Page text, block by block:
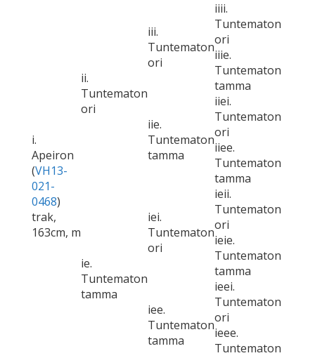
i.
Apeiron
(VH13-
021-
0468)
trak,
163cm, m
ii.
Tuntematon
ori
iii.
Tuntematon
ori
iiii.
Tuntematon
ori
iiie.
Tuntematon
tamma
iie.
Tuntematon
tamma
iiei.
Tuntematon
ori
iiee.
Tuntematon
tamma
ie.
Tuntematon
tamma
iei.
Tuntematon
ori
ieii.
Tuntematon
ori
ieie.
Tuntematon
tamma
iee.
Tuntematon
tamma
ieei.
Tuntematon
ori
ieee.
Tuntematon